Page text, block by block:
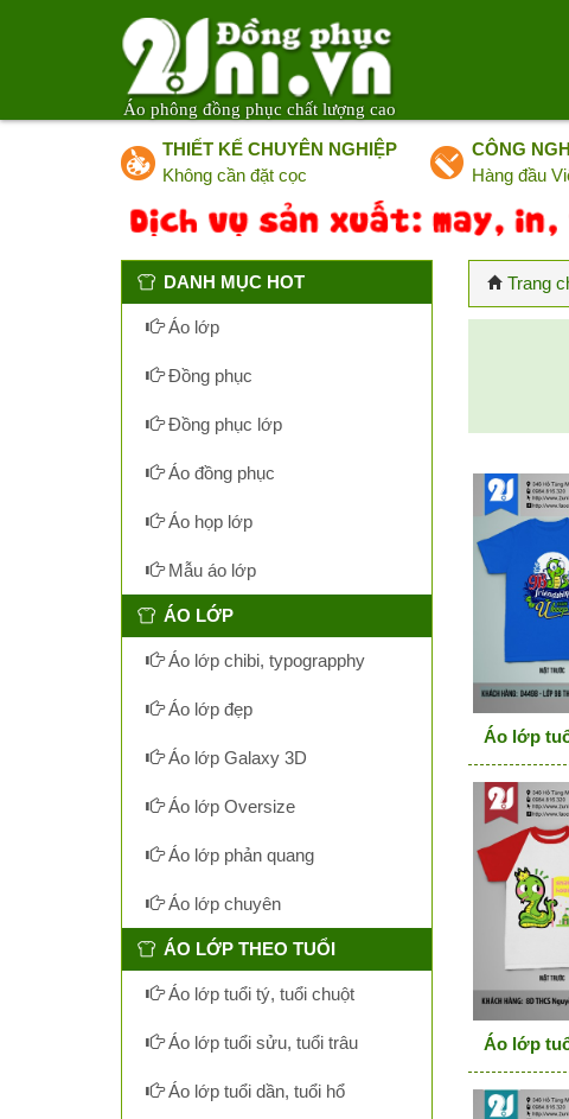
Áo phông đồng phục chất lượng cao
THIẾT KẾ CHUYÊN NGHIỆP
Không cần đặt cọc
CÔNG
Hàng đầu
Trang
Áo lớp
Áo lớp
DANH MỤC HOT
Áo lớp
Đồng phục
Đồng phục lớp
Áo đồng phục
Áo họp lớp
Mẫu áo lớp
ÁO LỚP
Áo lớp chibi, typograpphy
Áo lớp đẹp
Áo lớp Galaxy 3D
Áo lớp Oversize
Áo lớp phản quang
Áo lớp chuyên
ÁO LỚP THEO TUỔI
Áo lớp tuổi tý, tuổi chuột
Áo lớp tuổi sửu, tuổi trâu
Áo lớp tuổi dần, tuổi hổ